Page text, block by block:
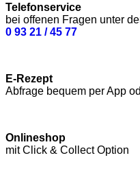
Telefonservice
bei offenen Fragen unter
0 93 21 / 45 77
E-Rezept
Abfrage bequem per App
Onlineshop
mit Click & Collect Option